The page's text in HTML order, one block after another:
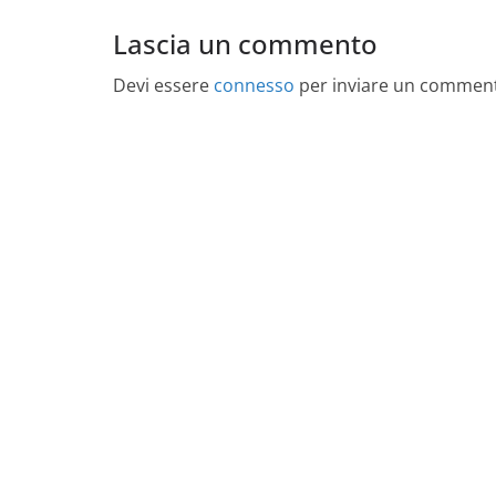
Lascia un commento
Devi essere connesso per inviare un